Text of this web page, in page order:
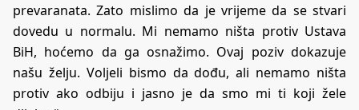
prevaranata. Zato mislimo da je vrijeme da se stvari
dovedu u normalu. Mi nemamo ništa protiv Ustava
BiH, hoćemo da ga osnažimo. Ovaj poziv dokazuje
našu želju. Voljeli bismo da dođu, ali nemamo ništa
protiv ako odbiju i jasno je da smo mi ti koji žele